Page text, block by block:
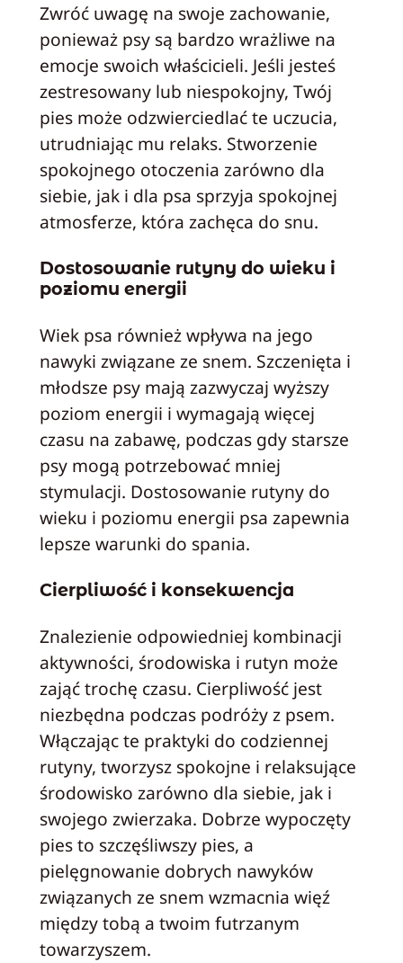
Zwróć uwagę na swoje zachowanie,
ponieważ psy są bardzo wrażliwe na
emocje swoich właścicieli. Jeśli jesteś
zestresowany lub niespokojny, Twój
pies może odzwierciedlać te uczucia,
utrudniając mu relaks. Stworzenie
spokojnego otoczenia zarówno dla
siebie, jak i dla psa sprzyja spokojnej
atmosferze, która zachęca do snu.
Dostosowanie rutyny do wieku i
poziomu energii
Wiek psa również wpływa na jego
nawyki związane ze snem. Szczenięta i
młodsze psy mają zazwyczaj wyższy
poziom energii i wymagają więcej
czasu na zabawę, podczas gdy starsze
psy mogą potrzebować mniej
stymulacji. Dostosowanie rutyny do
wieku i poziomu energii psa zapewnia
lepsze warunki do spania.
Cierpliwość i konsekwencja
Znalezienie odpowiedniej kombinacji
aktywności, środowiska i rutyn może
zająć trochę czasu. Cierpliwość jest
niezbędna podczas podróży z psem.
Włączając te praktyki do codziennej
rutyny, tworzysz spokojne i relaksujące
środowisko zarówno dla siebie, jak i
swojego zwierzaka. Dobrze wypoczęty
pies to szczęśliwszy pies, a
pielęgnowanie dobrych nawyków
związanych ze snem wzmacnia więź
między tobą a twoim futrzanym
towarzyszem.